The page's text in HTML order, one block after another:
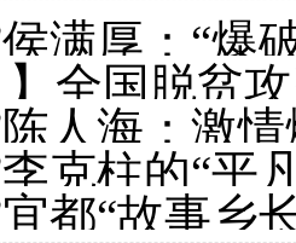
满厚：“爆
】全国脱贫
人海：激
克柱的“平
都“故事乡